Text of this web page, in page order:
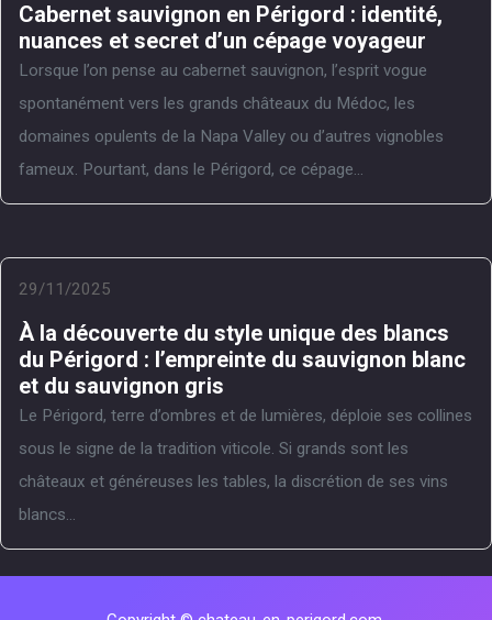
Cabernet sauvignon en Périgord : identité,
nuances et secret d’un cépage voyageur
Lorsque l’on pense au cabernet sauvignon, l’esprit vogue
spontanément vers les grands châteaux du Médoc, les
domaines opulents de la Napa Valley ou d’autres vignobles
fameux. Pourtant, dans le Périgord, ce cépage...
29/11/2025
À la découverte du style unique des blancs
du Périgord : l’empreinte du sauvignon blanc
et du sauvignon gris
Le Périgord, terre d’ombres et de lumières, déploie ses collines
sous le signe de la tradition viticole. Si grands sont les
châteaux et généreuses les tables, la discrétion de ses vins
blancs...